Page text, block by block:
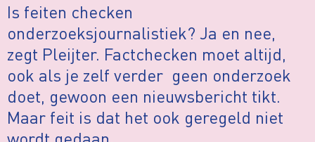
Is feiten checken
onderzoeksjournalistiek? Ja en nee,
zegt Pleijter. Factchecken moet altijd,
ook als je zelf verder geen onderzoek
doet, gewoon een nieuwsbericht tikt.
Maar feit is dat het ook geregeld niet